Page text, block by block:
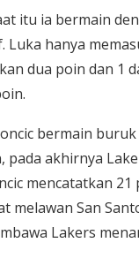
itu ia bermain
Luka hanya
dua poin dan 1
bermain
pada akhirnya
mencatatkan 21
melawan San
Lakers